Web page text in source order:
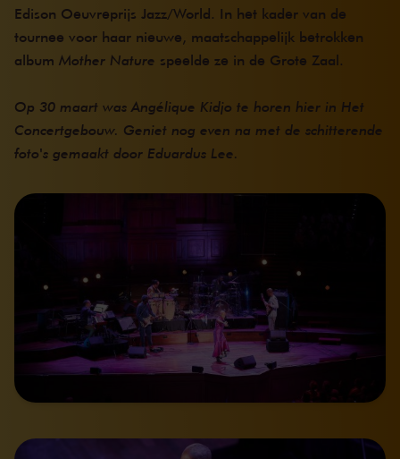
Edison Oeuvreprijs Jazz/World. In het kader van de
tournee voor haar nieuwe, maatschappelijk betrokken
album Mother Nature speelde ze in de Grote Zaal.
Op 30 maart was Angélique Kidjo te horen hier in Het
Concertgebouw. Geniet nog even na met de schitterende
foto's gemaakt door Eduardus Lee.